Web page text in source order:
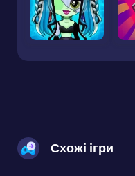
Схожі ігри